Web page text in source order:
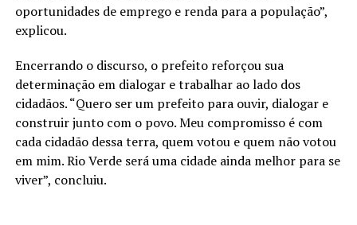
oportunidades de emprego e renda para a população”,
explicou.
Encerrando o discurso, o prefeito reforçou sua
determinação em dialogar e trabalhar ao lado dos
cidadãos. “Quero ser um prefeito para ouvir, dialogar e
construir junto com o povo. Meu compromisso é com
cada cidadão dessa terra, quem votou e quem não votou
em mim. Rio Verde será uma cidade ainda melhor para se
viver”, concluiu.